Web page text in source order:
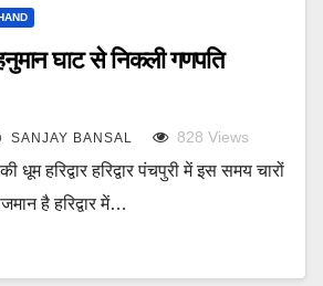
घाट से निकली गणपति
SANJAY BANSAL 828 Views
धूम हरिद्वार हरिद्वार पंचपुरी में इस समय चारों
है हरिद्वार में…